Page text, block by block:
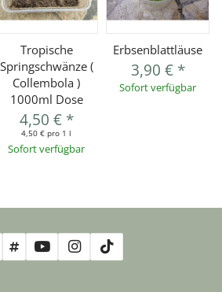
Tropische
Springschwänze (
Collembola )
1000ml Dose
4,50 € *
4,50 € pro 1 l
Sofort verfügbar
Erbsenblattläuse
3,90 € *
Sofort verfügbar